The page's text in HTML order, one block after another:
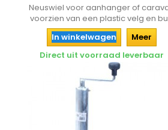
Neuswiel voor aanhanger of
voorzien van een plastic velg en
met...
In winkelwagen
Meer
Direct uit voorraad leverbaar